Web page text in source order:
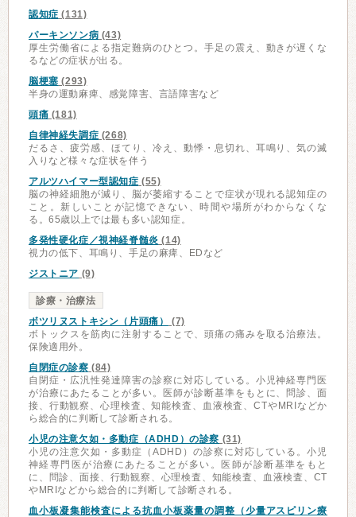
認知症 (131)
パーキンソン病 (43)
厚生労働省による指定難病のひとつ。手足の震え、動きが遅くな
るなどの症状が出る。
脳梗塞 (293)
半身の運動麻痺、感覚障害、言語障害など
頭痛 (181)
自律神経失調症 (268)
だるさ、疲労感、ほてり、冷え、動悸・息切れ、耳鳴り、気の滅
入りなど様々な症状を伴う
アルツハイマー型認知症 (55)
脳の神経細胞が減り、脳が萎縮することで症状が現れる認知症の
こと。新しいことが記憶できない、時間や場所がわからなくな
る。65歳以上では最も多い認知症。
多発性硬化症／視神経脊髄炎 (14)
視力の低下、耳鳴り、手足の麻痺、EDなど
ジストニア (9)
診療・治療法
ボツリヌストキシン（片頭痛）
(7)
ボトックスを筋肉に注射することで、頭痛の痛みを取る治療法。
保険適用外。
自閉症の診察 (84)
自閉症・広汎性発達障害の診察に対応している。小児神経専門医
が治療にあたることが多い。医師が診断基準をもとに、問診、面
接、行動観察、心理検査、知能検査、血液検査、CTやMRIなどか
ら総合的に判断して診断される。
小児の注意欠如・多動症（ADHD）の診察 (31)
小児の注意欠如・多動症（ADHD）の診察に対応している。小児
神経専門医が治療にあたることが多い。医師が診断基準をもと
に、問診、面接、行動観察、心理検査、知能検査、血液検査、CT
やMRIなどから総合的に判断して診断される。
血小板凝集能検査による抗血小板薬量の調整（少量アスピリン療